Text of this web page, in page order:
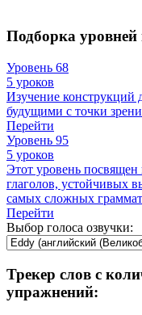
Подборка уровней
Уровень 68
5 уроков
Изучение конструкций
будущими с точки
Перейти
Уровень 95
5 уроков
Этот уровень
глаголов, устойчивых
самых сложных
Перейти
Выбор голоса озвучки:
Трекер слов с
упражнений: